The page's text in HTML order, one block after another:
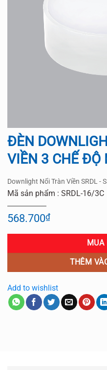
ĐÈN
VIỀN 3 CHẾ ĐỘ
Downlight Nổi Tràn Viền SRDL -
Mã sản phẩm : SRDL-16/3C
568.700₫
MUA
THÊM
Add to wishlist